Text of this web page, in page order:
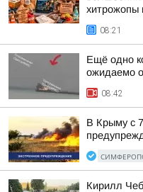
хитрожопы
08:21
Ещё одно
ожидаемо
08:42
В Крыму с 7
Кирилл